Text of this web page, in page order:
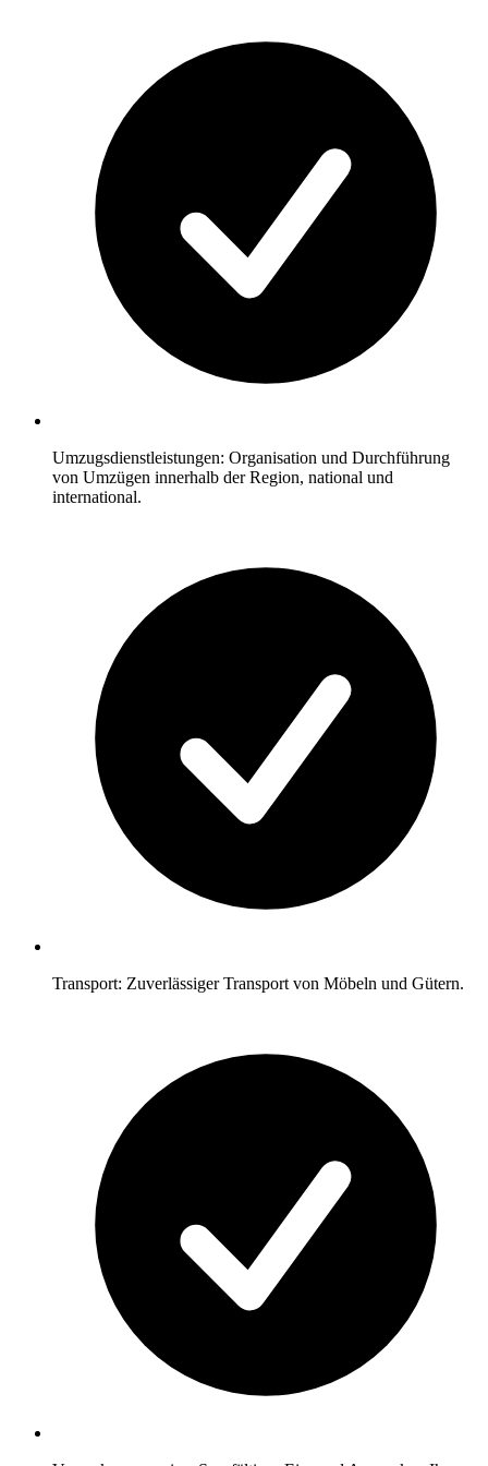
Umzugsdienstleistungen: Organisation und Durchführung
von Umzügen innerhalb der Region, national und
international.
Transport: Zuverlässiger Transport von Möbeln und Gütern.